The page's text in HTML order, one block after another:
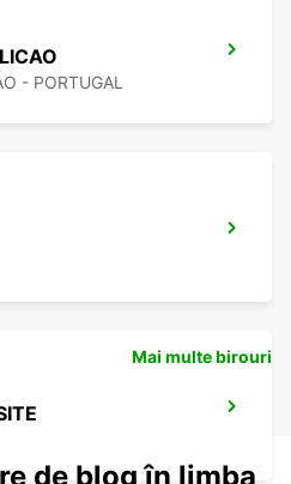
- PORTUGAL
Mai multe birouri
de blog în limba